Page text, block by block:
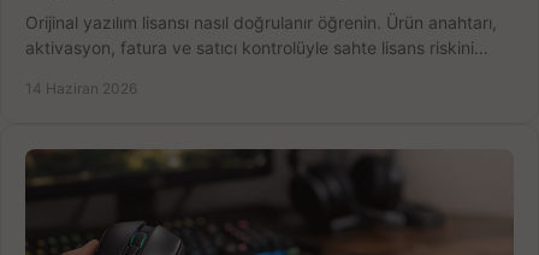
Orijinal yazılım lisansı nasıl doğrulanır öğrenin. Ürün anahtarı,
aktivasyon, fatura ve satıcı kontrolüyle sahte lisans riskini
14 Haziran 2026